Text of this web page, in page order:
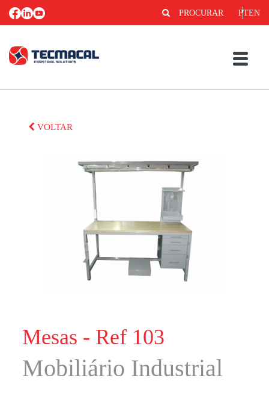
EN
PT
PROCURAR
VOLTAR
Mesas - Ref 103
Mobiliário Industrial